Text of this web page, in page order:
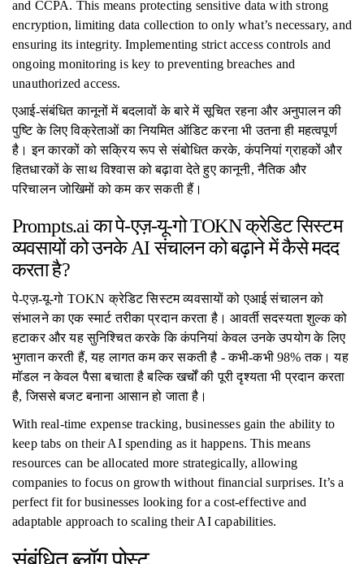
and CCPA. This means protecting sensitive data with strong
encryption, limiting data collection to only what’s necessary, and
ensuring its integrity. Implementing strict access controls and
ongoing monitoring is key to preventing breaches and
unauthorized access.
एआई-संबंधित कानूनों में बदलावों के बारे में सूचित रहना और अनुपालन की
पुष्टि के लिए विक्रेताओं का नियमित ऑडिट करना भी उतना ही महत्वपूर्ण
है। इन कारकों को सक्रिय रूप से संबोधित करके, कंपनियां ग्राहकों और
हितधारकों के साथ विश्वास को बढ़ावा देते हुए कानूनी, नैतिक और
परिचालन जोखिमों को कम कर सकती हैं।
Prompts.ai का पे-एज़-यू-गो TOKN क्रेडिट सिस्टम
व्यवसायों को उनके AI संचालन को बढ़ाने में कैसे मदद
करता है?
पे-एज़-यू-गो TOKN क्रेडिट सिस्टम व्यवसायों को एआई संचालन को
संभालने का एक स्मार्ट तरीका प्रदान करता है। आवर्ती सदस्यता शुल्क को
हटाकर और यह सुनिश्चित करके कि कंपनियां केवल उनके उपयोग के लिए
भुगतान करती हैं, यह लागत कम कर सकती है - कभी-कभी 98% तक। यह
मॉडल न केवल पैसा बचाता है बल्कि खर्चों की पूरी दृश्यता भी प्रदान करता
है, जिससे बजट बनाना आसान हो जाता है।
With real-time expense tracking, businesses gain the ability to
keep tabs on their AI spending as it happens. This means
resources can be allocated more strategically, allowing
companies to focus on growth without financial surprises. It’s a
perfect fit for businesses looking for a cost-effective and
adaptable approach to scaling their AI capabilities.